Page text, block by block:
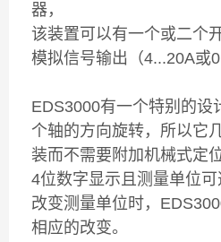
器，
该装置可以有一个或二个
模拟信号输出（4...20A或
EDS3000有一个特别的设
个轴的方向旋转，所以它
装而不需要附加机械式定
4位数字显示且测量单位
改变测量单位时，
相应的改变。